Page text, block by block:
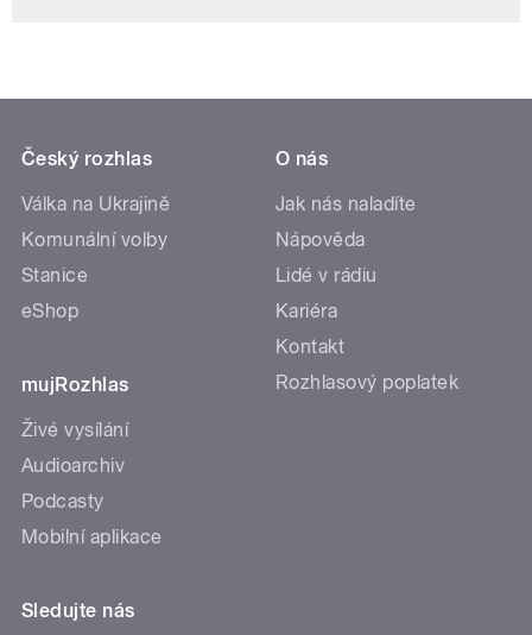
Český rozhlas
Válka na Ukrajině
Komunální volby
Stanice
eShop
mujRozhlas
Živé vysílání
Audioarchiv
Podcasty
Mobilní aplikace
O nás
Jak nás naladíte
Nápověda
Lidé v rádiu
Kariéra
Kontakt
Rozhlasový poplatek
Sledujte nás